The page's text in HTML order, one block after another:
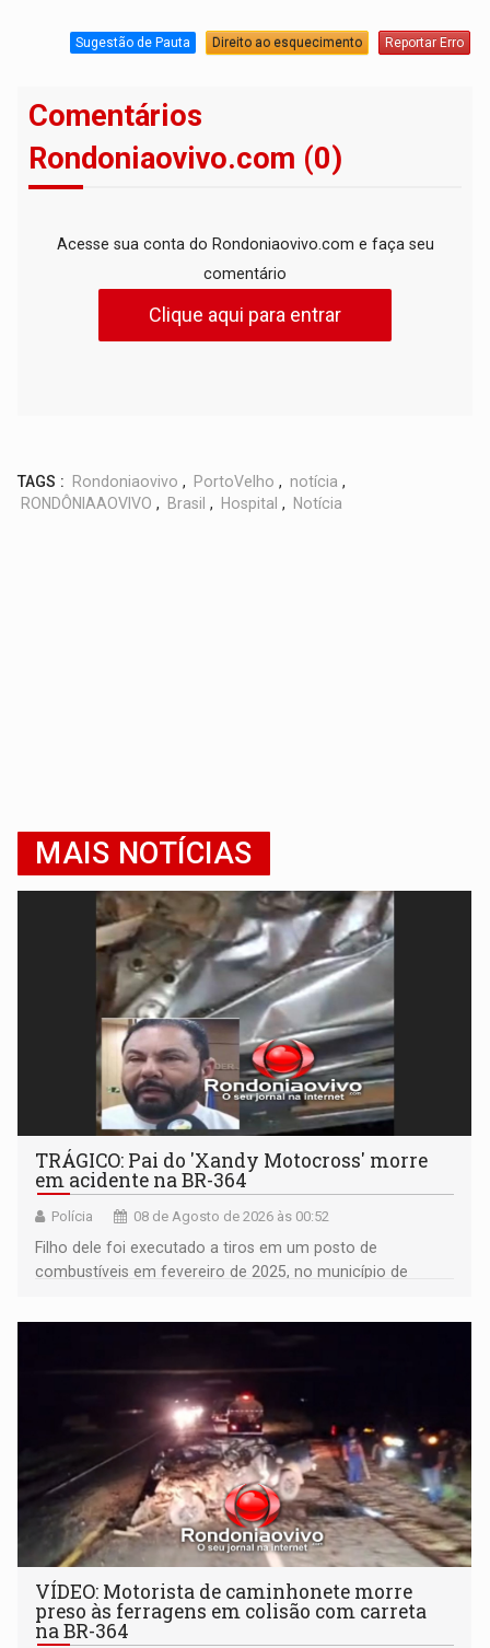
Sugestão de Pauta Direito ao esquecimento Reportar Erro
Comentários
Rondoniaovivo.com (0)
Acesse sua conta do Rondoniaovivo.com e faça seu
comentário
Clique aqui para entrar
TAGS : Rondoniaovivo , PortoVelho , notícia ,
RONDÔNIAAOVIVO , Brasil , Hospital , Notícia
MAIS NOTÍCIAS
TRÁGICO: Pai do 'Xandy Motocross' morre
em acidente na BR-364
Polícia 08 de Agosto de 2026 às 00:52
Filho dele foi executado a tiros em um posto de
combustíveis em fevereiro de 2025, no município de
VÍDEO: Motorista de caminhonete morre
preso às ferragens em colisão com carreta
na BR-364